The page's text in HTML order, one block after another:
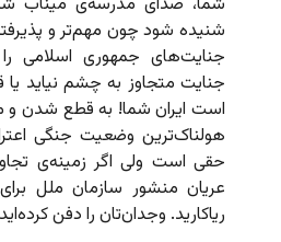
شنیده شود چون مهم‌تر و
جنایت‌های جمهوری اسلامی
جنایت متجاوز به چشم نیاید
است ایران شما! به قطع شدن و
هولناک‌ترین وضعیت جنگی
حقی است ولی اگر زمینه‌ی
عریان منشور سازمان ملل
ریاکارید. وجدان‌تان را دفن